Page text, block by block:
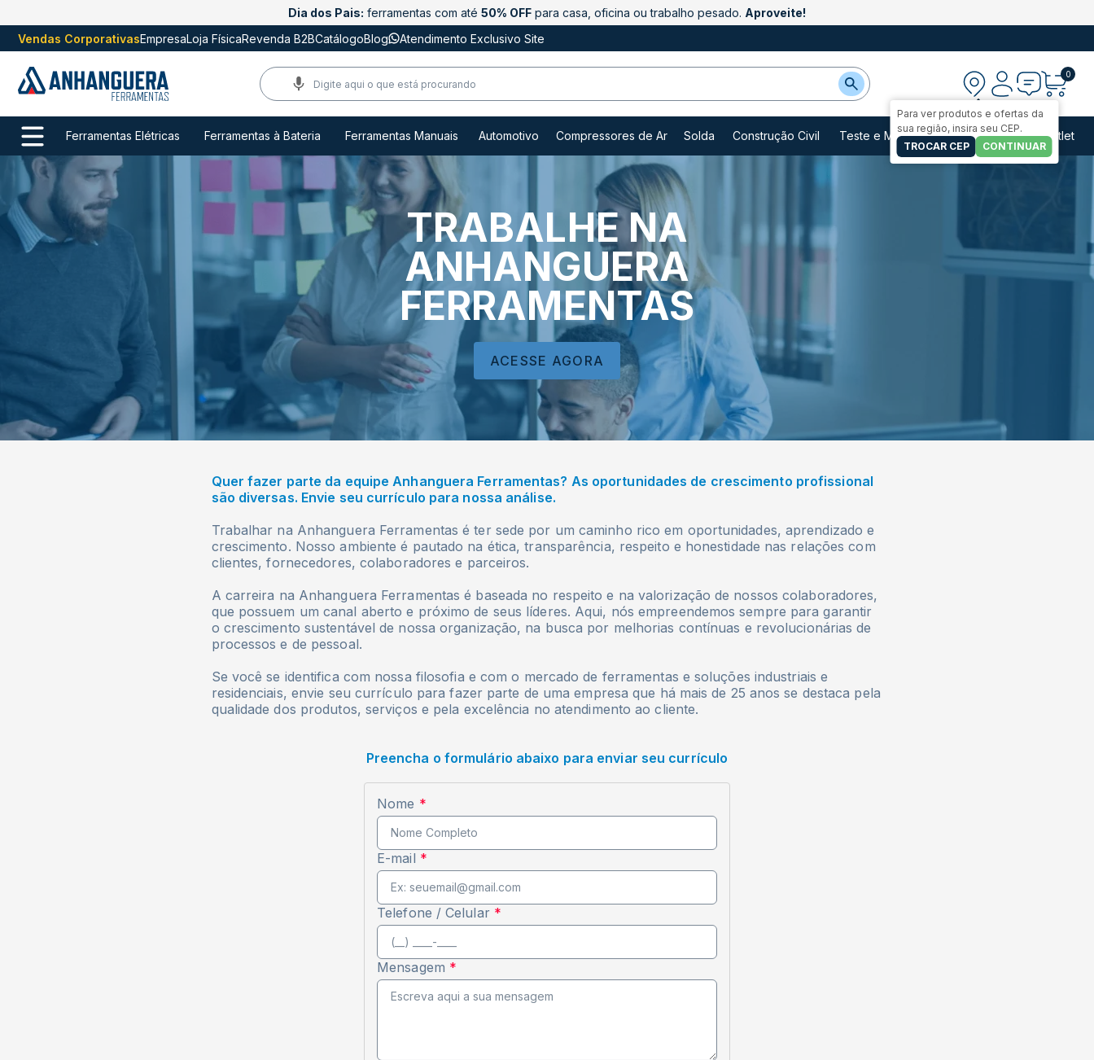
Dia dos Pais: ferramentas com até 50% OFF para casa, oficina ou trabalho pesado. Aproveite!
Vendas CorporativasEmpresaLoja FísicaRevenda B2BCatálogoBlog Atendimento Exclusivo Site
Demais regiões
Para ver produtos e ofertas da
sua região, insira seu CEP.
TROCAR CEP
CONTINUAR
0
Ferramentas Elétricas Ferramentas à Bateria Ferramentas Manuais Automotivo Compressores de Ar Solda Construção Civil Teste e Medição Casa e Jardim Outlet
TRABALHE NA
ANHANGUERA
FERRAMENTAS
ACESSE AGORA
Quer fazer parte da equipe Anhanguera Ferramentas? As oportunidades de crescimento profissional
são diversas. Envie seu currículo para nossa análise.
Trabalhar na Anhanguera Ferramentas é ter sede por um caminho rico em oportunidades, aprendizado e
crescimento. Nosso ambiente é pautado na ética, transparência, respeito e honestidade nas relações com
clientes, fornecedores, colaboradores e parceiros.
A carreira na Anhanguera Ferramentas é baseada no respeito e na valorização de nossos colaboradores,
que possuem um canal aberto e próximo de seus líderes. Aqui, nós empreendemos sempre para garantir
o crescimento sustentável de nossa organização, na busca por melhorias contínuas e revolucionárias de
processos e de pessoal.
Se você se identifica com nossa filosofia e com o mercado de ferramentas e soluções industriais e
residenciais, envie seu currículo para fazer parte de uma empresa que há mais de 25 anos se destaca pela
qualidade dos produtos, serviços e pela excelência no atendimento ao cliente.
Preencha o formulário abaixo para enviar seu currículo
Nome *
E-mail *
Telefone / Celular *
Mensagem *